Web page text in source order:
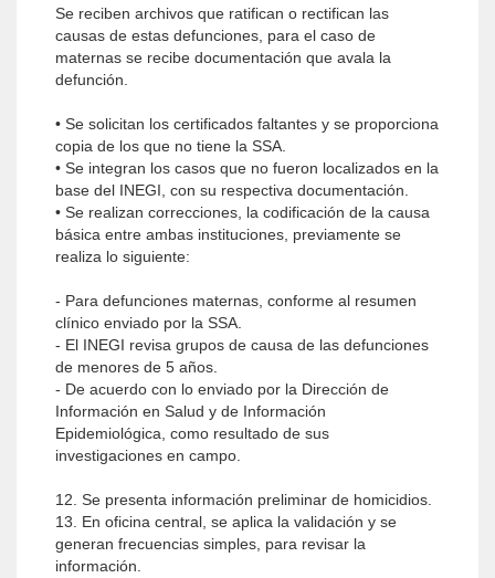
Se reciben archivos que ratifican o rectifican las
causas de estas defunciones, para el caso de
maternas se recibe documentación que avala la
defunción.
• Se solicitan los certificados faltantes y se proporciona
copia de los que no tiene la SSA.
• Se integran los casos que no fueron localizados en la
base del INEGI, con su respectiva documentación.
• Se realizan correcciones, la codificación de la causa
básica entre ambas instituciones, previamente se
realiza lo siguiente:
- Para defunciones maternas, conforme al resumen
clínico enviado por la SSA.
- El INEGI revisa grupos de causa de las defunciones
de menores de 5 años.
- De acuerdo con lo enviado por la Dirección de
Información en Salud y de Información
Epidemiológica, como resultado de sus
investigaciones en campo.
12. Se presenta información preliminar de homicidios.
13. En oficina central, se aplica la validación y se
generan frecuencias simples, para revisar la
información.